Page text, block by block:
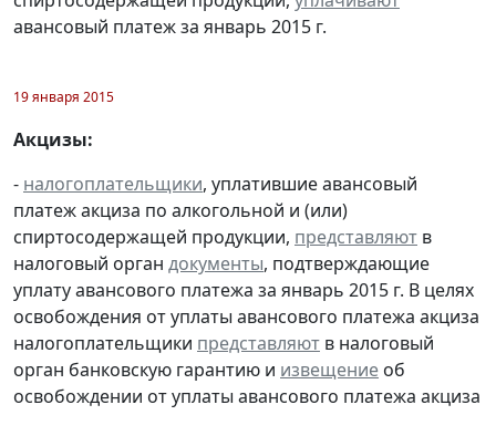
авансовый платеж за январь 2015 г.
19 января 2015
Акцизы:
- налогоплательщики, уплатившие авансовый
платеж акциза по алкогольной и (или)
спиртосодержащей продукции, представляют в
налоговый орган документы, подтверждающие
уплату авансового платежа за январь 2015 г. В целях
освобождения от уплаты авансового платежа акциза
налогоплательщики представляют в налоговый
орган банковскую гарантию и извещение об
освобождении от уплаты авансового платежа акциза